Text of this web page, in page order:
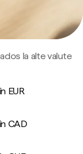
la alte valute
EUR
CAD